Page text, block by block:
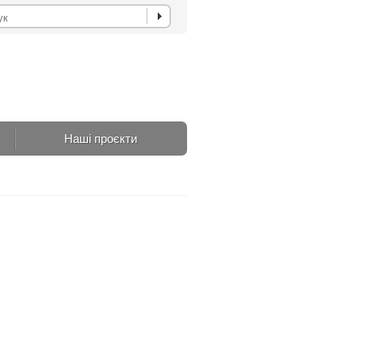
Наші проєкти